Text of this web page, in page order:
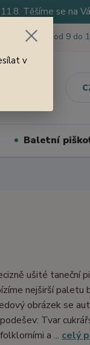
Těšíme se na
tu pro Vás od 9 do
Baletní
ušité taneční
nejširší
obrázek se
Tvar
a ... celý
v